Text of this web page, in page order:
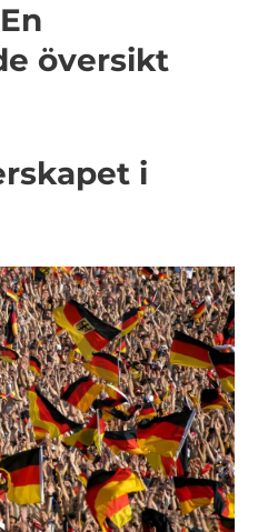
översikt
i